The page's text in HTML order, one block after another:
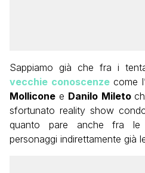
Sappiamo già che fra i
vecchie conoscenzecome
Mollicone e Danilo Mileto
sfortunato reality show
quanto pare anche fra
personaggi indirettamente già